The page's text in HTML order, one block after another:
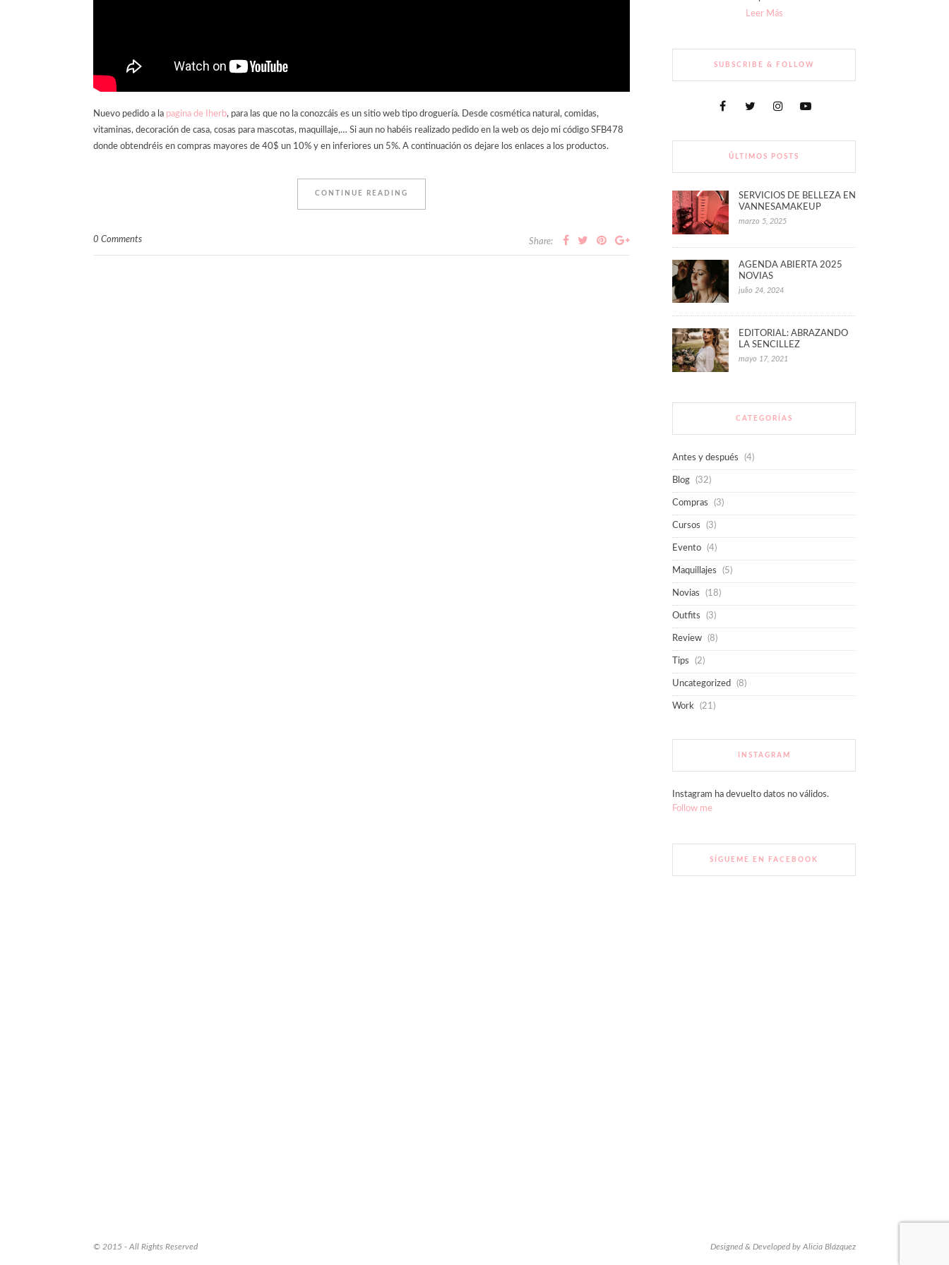
Nuevo pedido a la pagina de Iherb, para las que no la conozcáis es un sitio web tipo droguería. Desde cosmética natural, comidas,
vitaminas, decoración de casa, cosas para mascotas, maquillaje,… Si aun no habéis realizado pedido en la web os dejo mi código SFB478
donde obtendréis en compras mayores de 40$ un 10% y en inferiores un 5%. A continuación os dejare los enlaces a los productos.
CONTINUE READING
0 Comments Share:
Leer Más
SUBSCRIBE & FOLLOW
ÚLTIMOS POSTS
SERVICIOS DE BELLEZA EN
VANNESAMAKEUP
marzo 5, 2025
AGENDA ABIERTA 2025
NOVIAS
julio 24, 2024
EDITORIAL: ABRAZANDO
LA SENCILLEZ
mayo 17, 2021
CATEGORÍAS
Antes y después (4)
Blog (32)
Compras (3)
Cursos (3)
Evento (4)
Maquillajes (5)
Novias (18)
Outfits (3)
Review (8)
Tips (2)
Uncategorized (8)
Work (21)
INSTAGRAM
Instagram ha devuelto datos no válidos.
Follow me
SÍGUEME EN FACEBOOK
© 2015 - All Rights Reserved Designed & Developed by Alicia Blázquez